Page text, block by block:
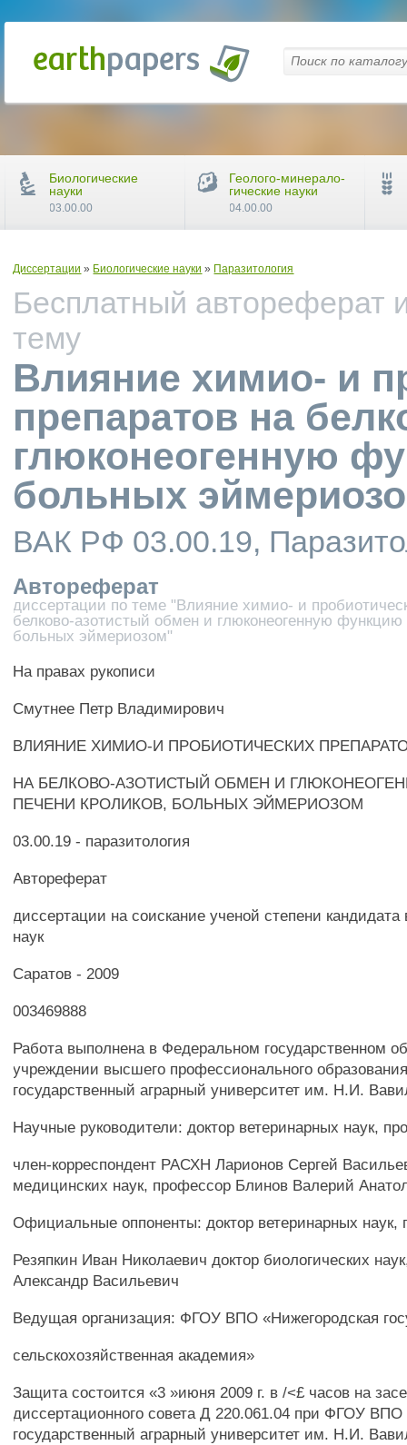
Диссертации » Биологические науки » Паразитология
Бесплатный автореферат
тему
Влияние химио- и
препаратов на
глюконеогенную
больных
ВАК РФ 03.00.19,
Автореферат
диссертации по теме "Влияние химио- и
белково-азотистый обмен и глюконеогенную функцию
больных эймериозом"
На правах рукописи
Смутнее Петр Владимирович
ВЛИЯНИЕ ХИМИО-И ПРОБИОТИЧЕСКИХ
НА БЕЛКОВО-АЗОТИСТЫЙ ОБМЕН И
ПЕЧЕНИ КРОЛИКОВ, БОЛЬНЫХ ЭЙМЕРИОЗОМ
03.00.19 - паразитология
Автореферат
диссертации на соискание ученой степени кандидата
наук
Саратов - 2009
003469888
Работа выполнена в Федеральном государственном
учреждении высшего профессионального
государственный аграрный университет им. Н.И.
Научные руководители: доктор ветеринарных наук,
член-корреспондент РАСХН Ларионов Сергей
медицинских наук, профессор Блинов Валерий
Официальные оппоненты: доктор ветеринарных наук,
Резяпкин Иван Николаевич доктор биологических
Александр Васильевич
Ведущая организация: ФГОУ ВПО «Нижегородская
сельскохозяйственная академия»
Защита состоится «3 »июня 2009 г. в /<£ часов на
диссертационного совета Д 220.061.04 при ФГОУ ВПО
государственный аграрный университет им. Н.И.
Биологические
науки
03.00.00
Геолого-минерало-
гические науки
04.00.00